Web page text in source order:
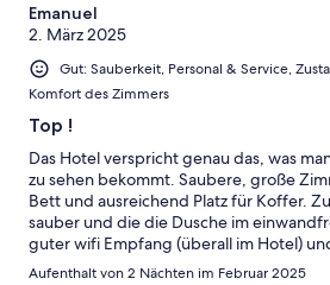
Emanuel
2. März 2025
Gut: Sauberkeit, Personal & Service,
Komfort des Zimmers
Top !
Das Hotel verspricht genau das, was
zu sehen bekommt. Saubere, große
Bett und ausreichend Platz für Koffer.
sauber und die die Dusche im
guter wifi Empfang (überall im Hotel)
den Lions Head (je nach
Aufenthalt von 2 Nächten im Februar 2025